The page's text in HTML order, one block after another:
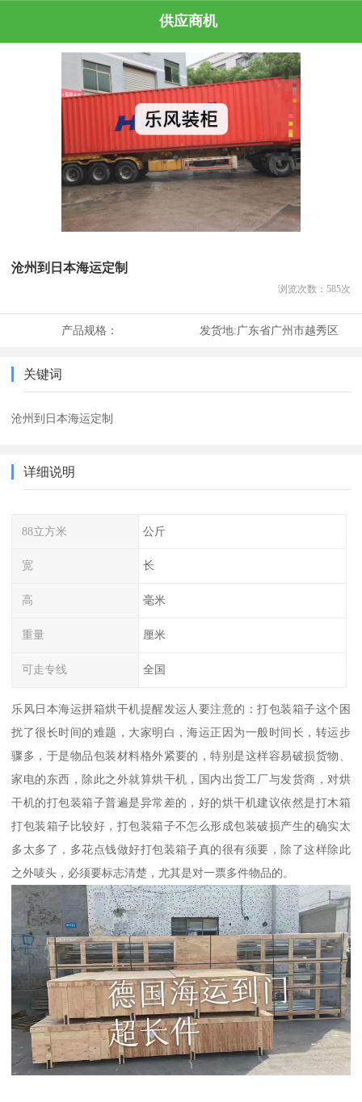
供应商机
沧州到日本海运定制
浏览次数： 585次
产品规格： 发货地:广东省广州市越秀区
关键词
沧州到日本海运定制
详细说明
88立方米 公斤
宽 长
高 毫米
重量 厘米
可走专线 全国
乐风日本海运拼箱烘干机提醒发运人要注意的：打包装箱子这个困
扰了很长时间的难题，大家明白，海运正因为一般时间长，转运步
骤多，于是物品包装材料格外紧要的，特别是这样容易破损货物、
家电的东西，除此之外就算烘干机，国内出货工厂与发货商，对烘
干机的打包装箱子普遍是异常差的，好的烘干机建议依然是打木箱
打包装箱子比较好，打包装箱子不怎么形成包装破损产生的确实太
多太多了，多花点钱做好打包装箱子真的很有须要，除了这样除此
之外唛头，必须要标志清楚，尤其是对一票多件物品的。